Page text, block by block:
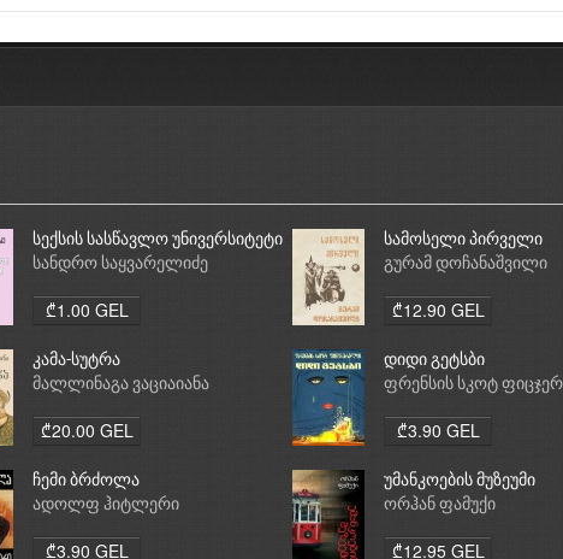
სექსის სასწავლო უნივერსიტეტი
სანდრო საყვარელიძე
₾1.00 GEL
სამოსელი პირველი
გურამ დოჩანაშვილი
₾12.90 GEL
კამა-სუტრა
მალლინაგა ვაციაიანა
₾20.00 GEL
დიდი გეტსბი
ფრენსის სკოტ
₾3.90 GEL
ჩემი ბრძოლა
ადოლფ ჰიტლერი
₾3.90 GEL
უმანკოების მუზეუმი
ორჰან ფამუქი
₾12.95 GEL